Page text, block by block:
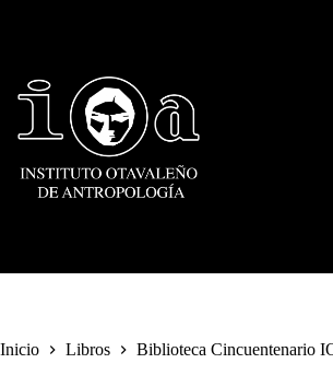
Inicio Libros Biblioteca Cincuentenario